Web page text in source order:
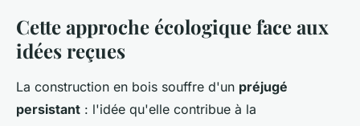
Cette approche écologique face aux
idées reçues
La construction en bois souffre d'un préjugé
persistant : l'idée qu'elle contribue à la